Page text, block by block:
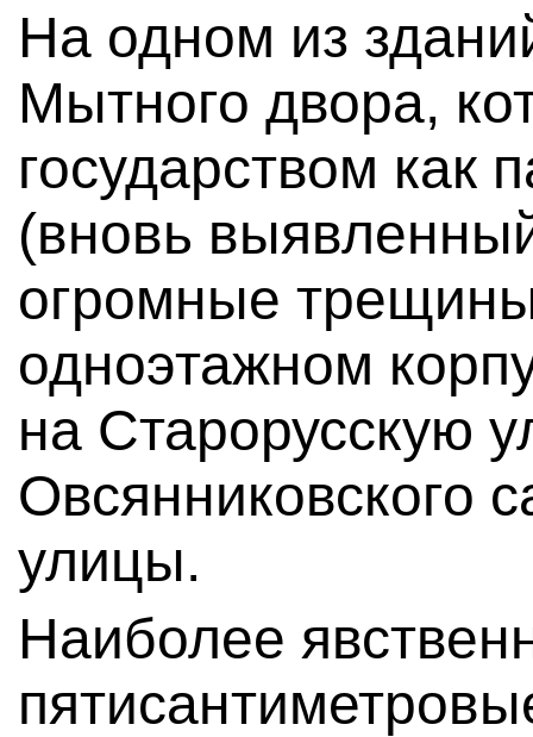
На одном из
Мытного двора,
государством как
(вновь
огромные
одноэтажном
на Старорусскую
Овсянниковского
улицы.
Наиболее